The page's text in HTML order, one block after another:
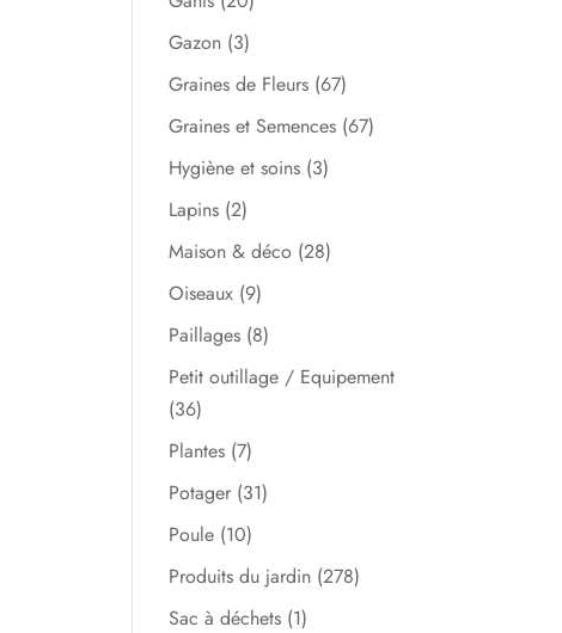
Gazon (3)
Graines de Fleurs (67)
Graines et Semences (67)
Hygiène et soins (3)
Lapins (2)
Maison & déco (28)
Oiseaux (9)
Paillages (8)
Petit outillage / Equipement
(36)
Plantes (7)
Potager (31)
Poule (10)
Produits du jardin (278)
Sac à déchets (1)